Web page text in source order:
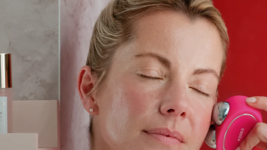
Kullanici profi̇li̇
Cihazlarım
Siparişlerim
Adresim
Aboneliklerim
FAQ™ Pure Beauty-Tech Elixir
BREAKING NEWS
issa™ Teeth Whitening Set
Dil Seçimi
Deutsch
Español
Italiano
Português
Svenska
Русский
简体中文 繁體中文